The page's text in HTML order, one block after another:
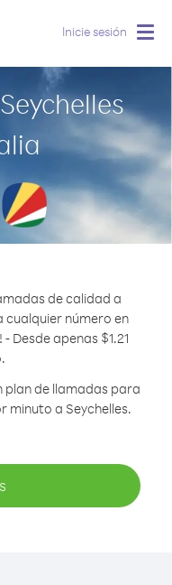
Inicie sesión
de calidad a
cualquier número en
Desde apenas $1.21
de llamadas para
minuto a Seychelles.